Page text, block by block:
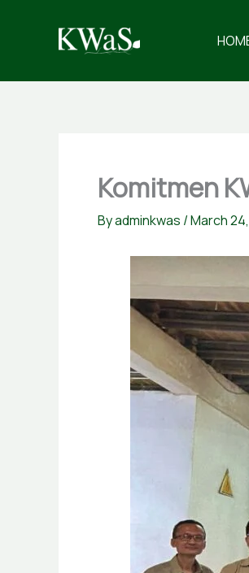
Komitmen
Byadminkwas /March